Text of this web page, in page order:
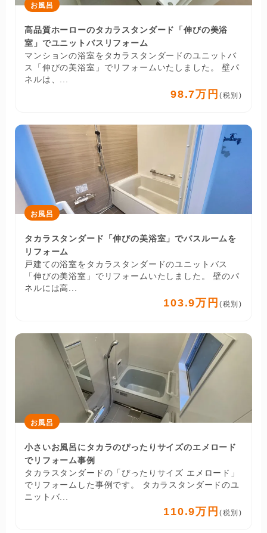
お風呂
高品質ホーローのタカラスタンダード「伸びの美浴
室」でユニットバスリフォーム
マンションの浴室をタカラスタンダードのユニットバ
ス「伸びの美浴室」でリフォームいたしました。 壁パ
ネルは、...
98.7万円 (税別)
お風呂
タカラスタンダード「伸びの美浴室」でバスルームを
リフォーム
戸建ての浴室をタカラスタンダードのユニットバス
「伸びの美浴室」でリフォームいたしました。 壁のパ
ネルには高...
103.9万円 (税別)
お風呂
小さいお風呂にタカラのぴったりサイズのエメロード
でリフォーム事例
タカラスタンダードの「ぴったりサイズ エメロード」
でリフォームした事例です。 タカラスタンダードのユ
ニットバ...
110.9万円 (税別)